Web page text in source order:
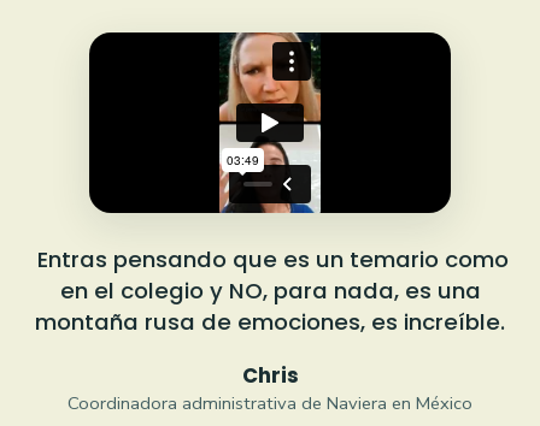
Entras pensando que es un temario como
en el colegio y NO, para nada, es una
montaña rusa de emociones, es increíble.
Chris
Coordinadora administrativa de Naviera en México